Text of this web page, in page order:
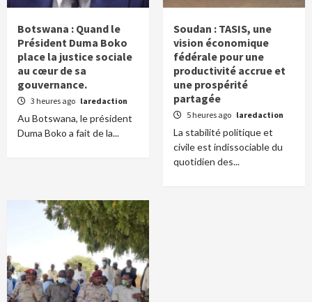
Botswana : Quand le
Président Duma Boko
place la justice sociale
au cœur de sa
gouvernance.
3 heures ago laredaction
Au Botswana, le président
Duma Boko a fait de la...
Soudan : TASIS, une
vision économique
fédérale pour une
productivité accrue et
une prospérité
partagée
5 heures ago laredaction
La stabilité politique et
civile est indissociable du
quotidien des...